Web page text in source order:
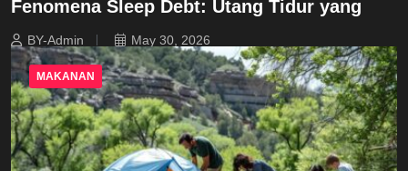
Fenomena Sleep Debt: Utang Tidur yang
BY-Admin May 30, 2026
MAKANAN